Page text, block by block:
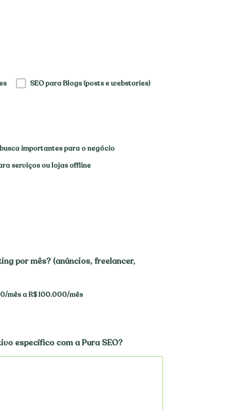
SEO para Blogs (posts e webstories)
importantes para o negócio
serviços ou lojas offline
por mês? (anúncios, freelancer,
mês a R$ 100.000/mês
específico com a Pura SEO?